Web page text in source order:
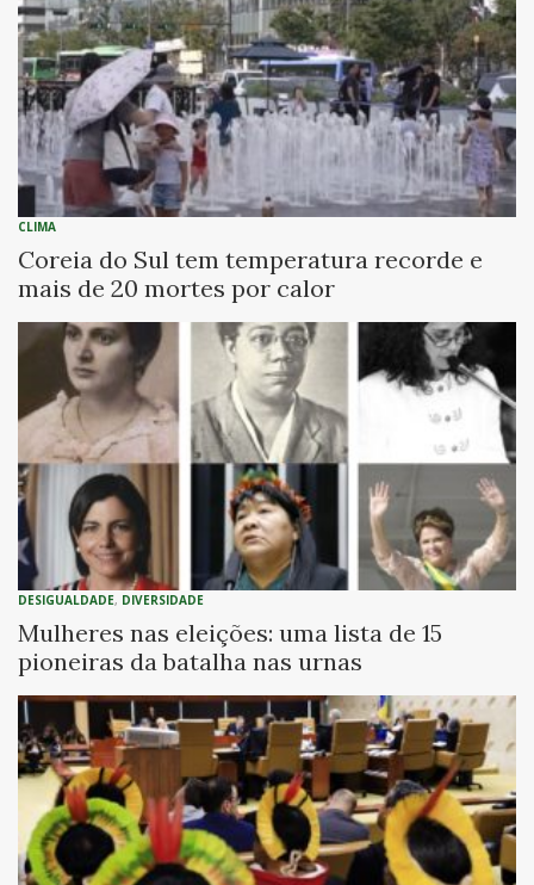
CLIMA
Coreia do Sul tem temperatura recorde e
mais de 20 mortes por calor
DESIGUALDADE, DIVERSIDADE
Mulheres nas eleições: uma lista de 15
pioneiras da batalha nas urnas